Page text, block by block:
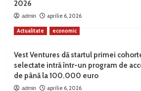
2026
admin aprilie 6, 2026
Actualitate economic
Vest Ventures dă startul primei
selectate intră într-un program de
de până la 100.000 euro
admin aprilie 6, 2026